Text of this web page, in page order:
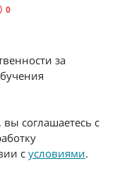
0
за
соглашаетесь с
с условиями.